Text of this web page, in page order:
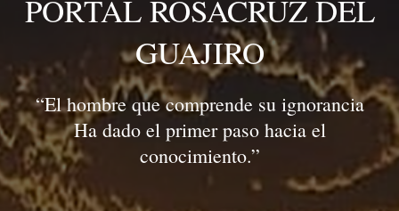
PORTAL ROSACRUZ DEL
GUAJIRO
“El hombre que comprende su ignorancia
Ha dado el primer paso hacia el
conocimiento.”